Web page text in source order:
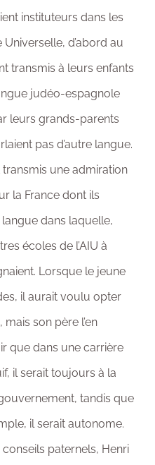
instituteurs dans les
Universelle, d’abord au
transmis à leurs enfants
judéo-espagnole
leurs grands-parents
pas d’autre langue.
une admiration
la France dont ils
dans laquelle,
écoles de l’AIU à
Lorsque le jeune
il aurait voulu opter
son père l’en
que dans une carrière
il serait toujours à la
tandis que
il serait autonome.
paternels, Henri